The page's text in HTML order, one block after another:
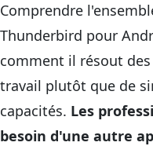
Comprendre
Thunderbird pour
comment il résout
travail plutôt que de
capacités. Les
besoin d'une autre